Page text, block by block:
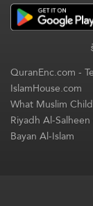
QuranEnc.com-
IslamHouse.com
What Muslim
Riyadh Al-
Bayan Al-Islam